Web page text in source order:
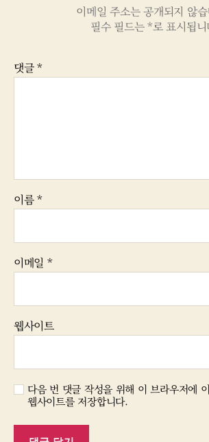
이메일 주소는 공개되지 않
필수 필드는*로 표시됩
댓글*
이름*
이메일 *
웹사이트
다음 번 댓글 작성을 위해 이 브라우저에
웹사이트를 저장합니다.